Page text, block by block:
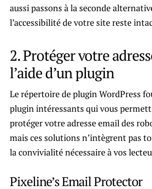
aussi passons à la seconde
l’accessibilité de votre site reste
2. Protéger votre
l’aide d’un plugin
Le répertoire de plugin WordPress
plugin intéressants qui vous
protéger votre adresse email des
mais ces solutions n’intègrent pas
la convivialité nécessaire à vos
Pixeline’s Email Protector